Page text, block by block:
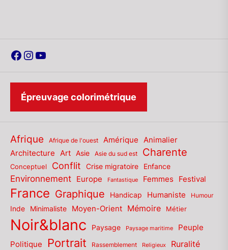
Facebook
Instagram
YouTube
Épreuvage colorimétrique
Afrique Afrique de l'ouest Amérique Animalier
Architecture
Art Asie Asie du sud est Charente
Conceptuel Conflit Crise migratoire Enfance
Environnement Europe Fantastique Femmes Festival
France Graphique Handicap Humaniste Humour
Inde Minimaliste Moyen-Orient Mémoire Métier
Noir&blanc Paysage Paysage maritime Peuple
Politique Portrait Rassemblement Religieux Ruralité